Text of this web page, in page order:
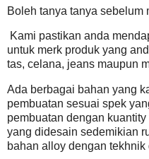
Boleh tanya tanya sebelum
Kami pastikan anda
untuk merk produk yang
tas, celana, jeans maupun
Ada berbagai bahan yang
pembuatan sesuai spek
pembuatan dengan
yang didesain sedemikian
bahan alloy dengan tekhnik